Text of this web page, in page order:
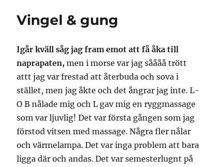
Vingel & gung
Igår kväll såg jag fram emot att få åka till
naprapaten, men i morse var jag såååå trött
attt jag var frestad att återbuda och sova i
stället, men jag åkte och det ångrar jag inte. L-
O B nålade mig och L gav mig en ryggmassage
som var ljuvlig! Det var första gången som jag
förstod vitsen med massage. Några fler nålar
och värmelampa. Det var inga problem att bara
ligga där och andas. Det var semesterlugnt på